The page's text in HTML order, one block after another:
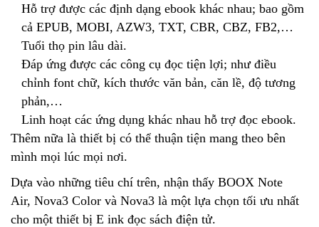
Hỗ trợ được các định dạng ebook khác nhau; bao gồm
cả EPUB, MOBI, AZW3, TXT, CBR, CBZ, FB2,…
Tuổi thọ pin lâu dài.
Đáp ứng được các công cụ đọc tiện lợi; như điều
chỉnh font chữ, kích thước văn bản, căn lề, độ tương
phản,…
Linh hoạt các ứng dụng khác nhau hỗ trợ đọc ebook.
Thêm nữa là thiết bị có thể thuận tiện mang theo bên
mình mọi lúc mọi nơi.
Dựa vào những tiêu chí trên, nhận thấy BOOX Note
Air, Nova3 Color và Nova3 là một lựa chọn tối ưu nhất
cho một thiết bị E ink đọc sách điện tử.